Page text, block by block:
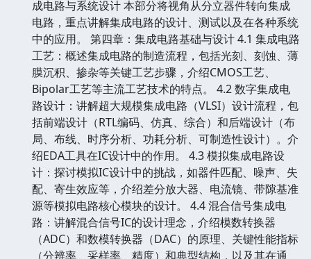
成电路与系统设计 本部分将视角从分立器件转向集成
电路，重点讲解集成电路的设计、测试以及在各种系统
中的应用。 第四章：集成电路基础与设计 4.1 集成电路
工艺：概述集成电路的制造流程，包括光刻、刻蚀、薄
膜沉积、掺杂等关键工艺步骤，介绍CMOS工艺、
Bipolar工艺等主流工艺技术的特点。 4.2 数字集成电
路设计：讲解超大规模集成电路（VLSI）设计流程，包
括前端设计（RTL编码、仿真、综合）和后端设计（布
局、布线、时序分析、功耗分析、可制造性设计）。介
绍EDA工具在IC设计中的作用。 4.3 模拟集成电路设
计：探讨模拟IC设计中的挑战，如器件匹配、噪声、失
配、寄生效应等，介绍差分放大器、电流镜、带隙基准
源等模拟电路核心模块的设计。 4.4 混合信号集成电
路：讲解混合信号IC的设计理念，介绍模数转换器
（ADC）和数模转换器（DAC）的原理、关键性能指标
（分辨率、采样率、精度）和典型结构，以及其在通